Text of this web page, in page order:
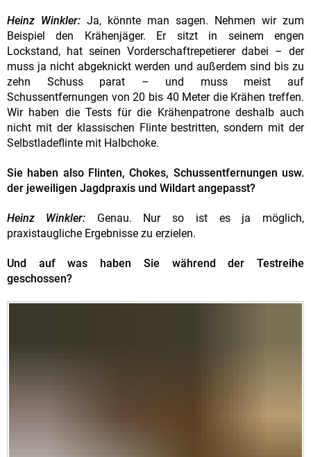
Heinz Winkler: Ja, könnte man sagen. Nehmen wir zum
Beispiel den Krähenjäger. Er sitzt in seinem engen
Lockstand, hat seinen Vorderschaftrepetierer dabei – der
muss ja nicht abgeknickt werden und außerdem sind bis zu
zehn Schuss parat – und muss meist auf
Schussentfernungen von 20 bis 40 Meter die Krähen treffen.
Wir haben die Tests für die Krähenpatrone deshalb auch
nicht mit der klassischen Flinte bestritten, sondern mit der
Selbstladeflinte mit Halbchoke.
Sie haben also Flinten, Chokes, Schussentfernungen usw.
der jeweiligen Jagdpraxis und Wildart angepasst?
Heinz Winkler: Genau. Nur so ist es ja möglich,
praxistaugliche Ergebnisse zu erzielen.
Und auf was haben Sie während der Testreihe
geschossen?